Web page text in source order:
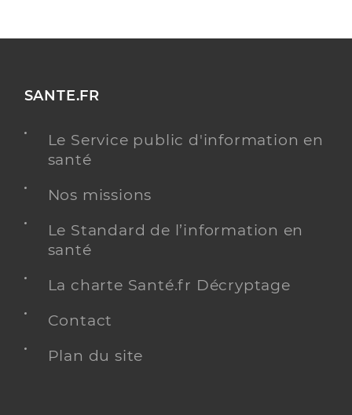
SANTE.FR
Le Service public d'information en
santé
Nos missions
Le Standard de l’information en
santé
La charte Santé.fr Décryptage
Contact
Plan du site